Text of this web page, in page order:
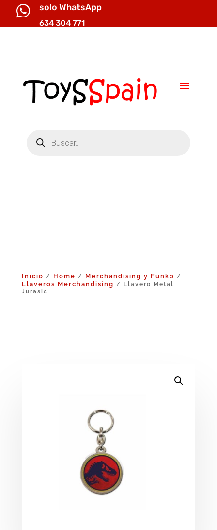
 solo WhatsApp
634 304 771
productos
Inicio / Home / Merchandising y Funko /
Llaveros Merchandising / Llavero Metal
Jurasic